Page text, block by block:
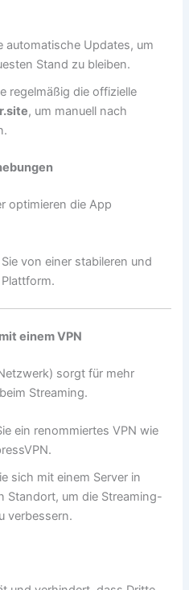
automatische Updates, um
Stand zu bleiben.
regelmäßig die offizielle
, um manuell nach
optimieren die App
von einer stabileren und
einem VPN
sorgt für mehr
Streaming.
ein renommiertes VPN wie
sich mit einem Server in
Standort, um die Streaming-
verbessern.